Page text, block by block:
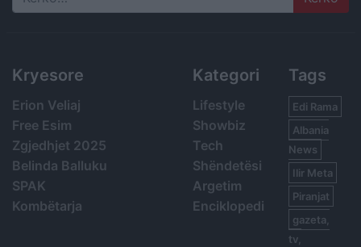
Search
Kryesore
Erion Veliaj
Free Esim
Zgjedhjet 2025
Belinda Balluku
SPAK
Kombëtarja
Kategori
Lifestyle
Showbiz
Tech
Shëndetësi
Argetim
Enciklopedi
Tags
Edi Rama
Albania
News
Ilir Meta
Piranjat
gazeta,
tv,